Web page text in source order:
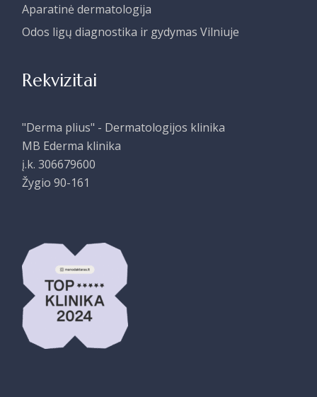
Aparatinė dermatologija
Odos ligų diagnostika ir gydymas Vilniuje
Rekvizitai
"Derma plius" - Dermatologijos klinika
MB Ederma klinika
į.k. 306679600
Žygio 90-161